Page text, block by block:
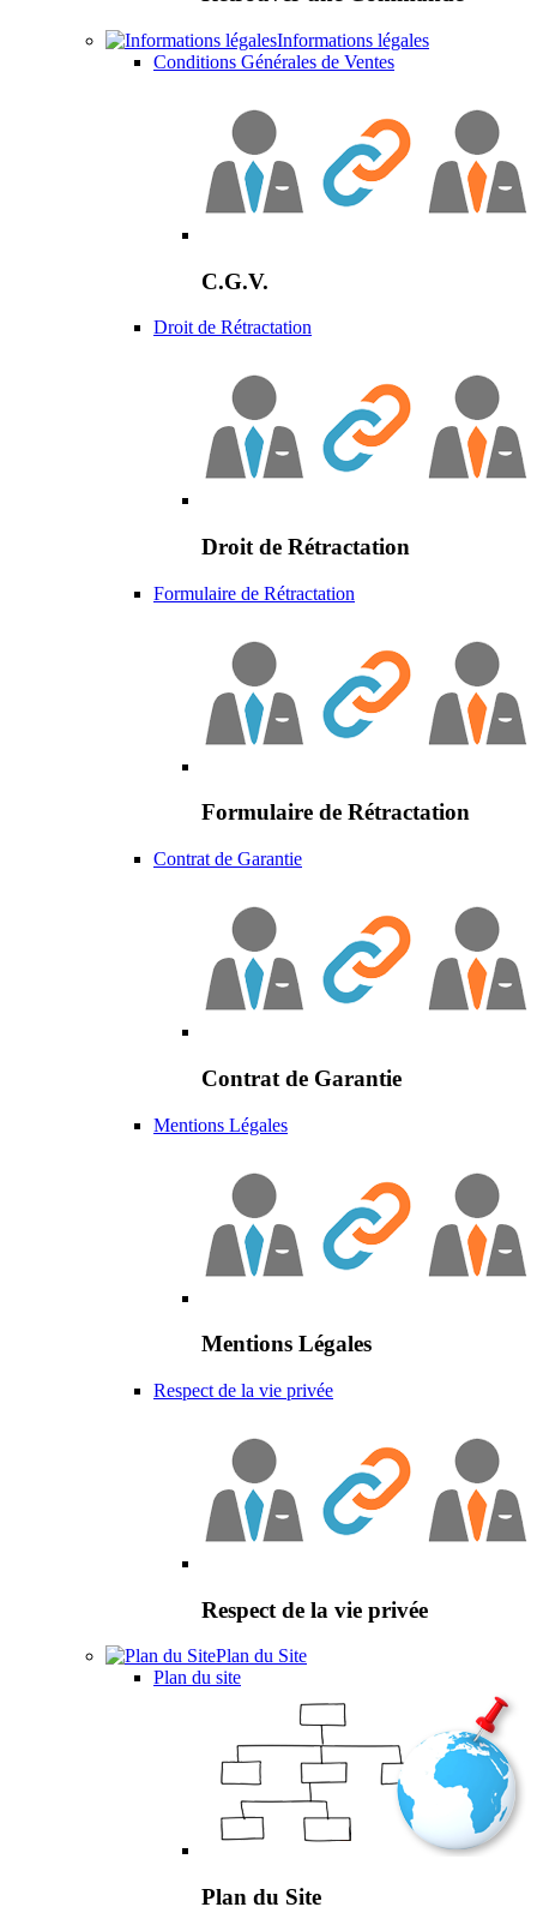
Informations légales
Conditions Générales de Ventes
C.G.V.
Droit de Rétractation
Droit de Rétractation
Formulaire de Rétractation
Formulaire de Rétractation
Contrat de Garantie
Contrat de Garantie
Mentions Légales
Mentions Légales
Respect de la vie privée
Respect de la vie privée
Plan du Site
Plan du site
Plan du Site